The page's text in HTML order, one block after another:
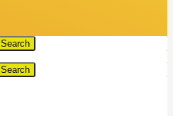
Search
Search